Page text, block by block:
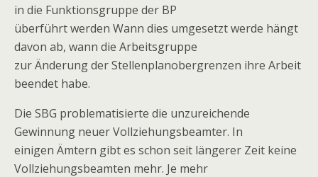
in die Funktionsgruppe der BP
überführt werden Wann dies umgesetzt werde hängt
davon ab, wann die Arbeitsgruppe
zur Änderung der Stellenplanobergrenzen ihre Arbeit
beendet habe.
Die SBG problematisierte die unzureichende
Gewinnung neuer Vollziehungsbeamter. In
einigen Ämtern gibt es schon seit längerer Zeit keine
Vollziehungsbeamten mehr. Je mehr